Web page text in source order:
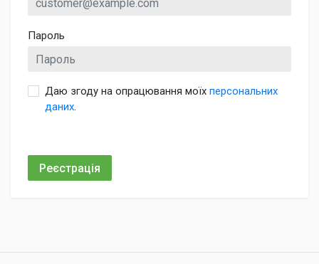
Пароль
Даю згоду на опрацювання моїх персональних
даних.
Реєстрація